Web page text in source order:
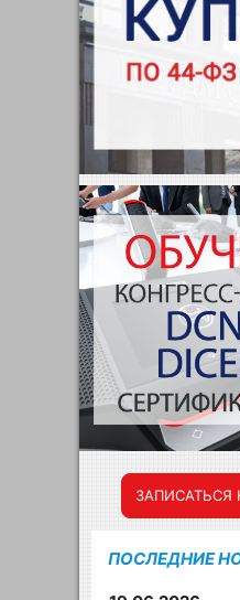
ЗАПИСАТЬСЯ
ПОСЛЕДНИЕ